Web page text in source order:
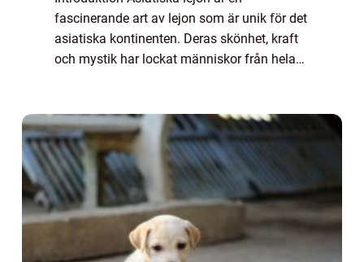
fascinerande art av lejon som är unik för det
asiatiska kontinenten. Deras skönhet, kraft
och mystik har lockat människor från hela